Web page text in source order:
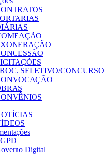
SELETIVO/CONCURSO
Digital